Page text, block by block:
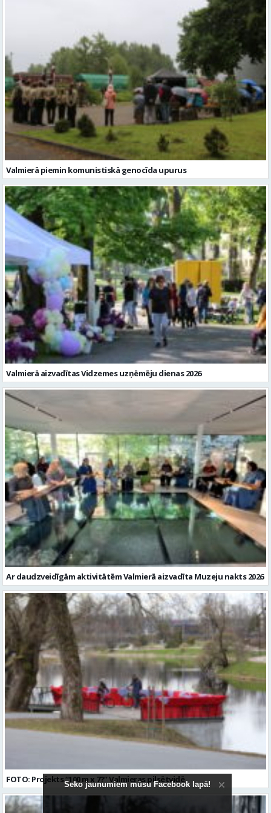
Valmierā piemin komunistiskā genocīda upurus
Valmierā aizvadītas Vidzemes uzņēmēju dienas 2026
Ar daudzveidīgām aktivitātēm Valmierā aizvadīta Muzeju nakts 2026
FOTO: Projekts “100 m x 7?” Valmieras pilsētvidē
Seko jaunumiem mūsu Facebook lapā!